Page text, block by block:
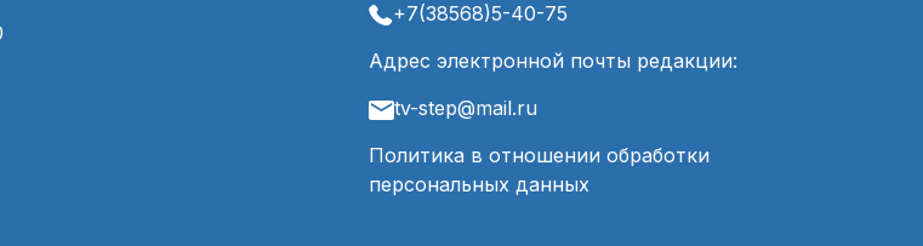
+7(38568)5-40-75
Адрес электронной почты редакции:
tv-step@mail.ru
Политика в отношении обработки
персональных данных